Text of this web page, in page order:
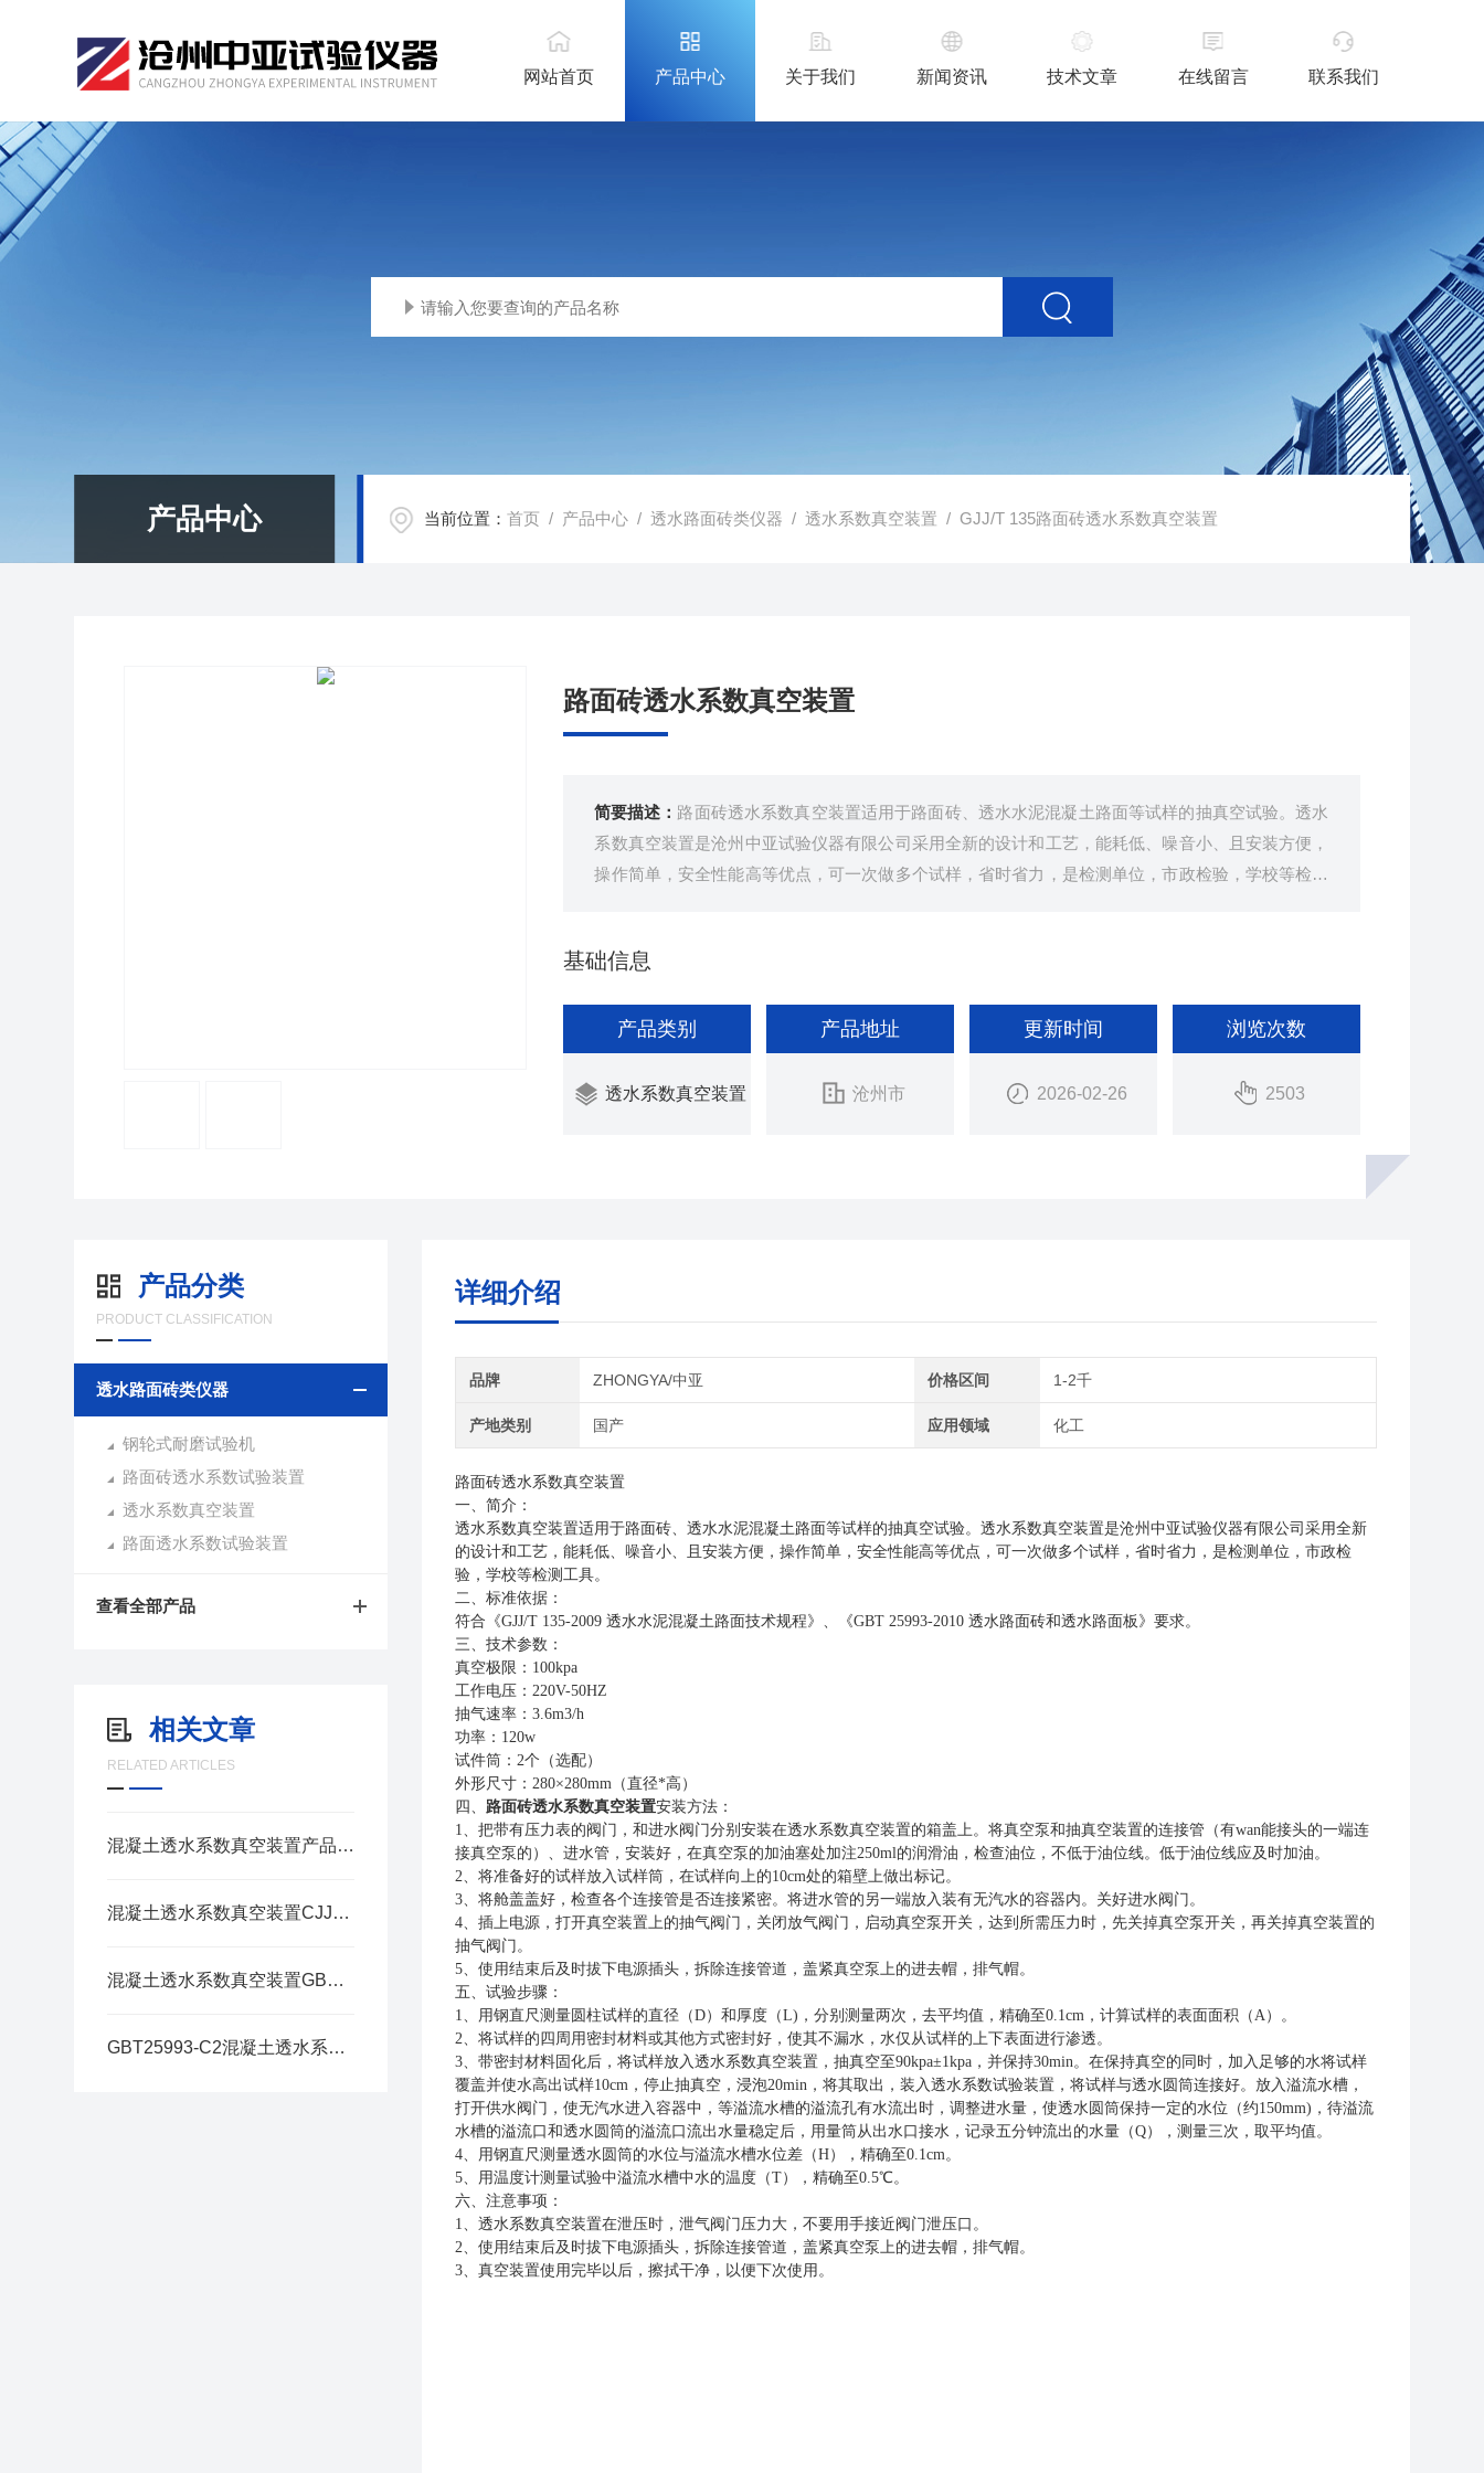
网站首页 产品中心 关于我们 新闻资讯 技术文章 在线留言 联系我们
产品中心 当前位置：首页 / 产品中心 /透水路面砖类仪器 /透水系数真空装置 / GJJ/T 135路面砖透水系数真空装置
路面砖透水系数真空装置
简要描述： 路面砖透水系数真空装置适用于路面砖、透水水泥混凝土路面等试样的抽真空试验。透水
系数真空装置是沧州中亚试验仪器有限公司采用全新的设计和工艺，能耗低、噪音小、且安装方便，
操作简单，安全性能高等优点，可一次做多个试样，省时省力，是检测单位，市政检验，学校等检测
基础信息
产品类别
透水系数真空装置
产品地址
沧州市
更新时间
2026-02-26
浏览次数
2503
产品分类
PRODUCT CLASSIFICATION
透水路面砖类仪器
钢轮式耐磨试验机
路面砖透水系数试验装置
透水系数真空装置
路面透水系数试验装置
查看全部产品
相关文章
RELATED ARTICLES
混凝土透水系数真空装置产品介绍
混凝土透水系数真空装置CJJT135使用说明
混凝土透水系数真空装置GBT25993-C2操作说明
GBT25993-C2混凝土透水系数真空装置使用说明
详细介绍
品牌 ZHONGYA/中亚 价格区间 1-2千
产地类别 国产 应用领域 化工
路面砖透水系数真空装置
一、 简介：
透水系数真空装置适用于路面砖、 透水水泥混凝土路面等试样的抽真空试验。透水系数真空装置是沧州中亚试验仪器有限公司 采用全新
的设计和工艺，能耗低、噪音小、且安装方便，操作简单，安全性能高等优点，可一次做多个试样，省时省力，是检测单位，市政检
验，学校等检测工具。
二、 标准依据：
符合 《GJJ/T 135-2009 透水水泥混凝土路面技术规程》 、 《GBT 25993-2010 透水路面砖和透水路面板》 要求。
三、 技术参数：
真空极限：100kpa
工作电压：220V-50HZ
抽气速率：3.6m3/h
功率：120w
试件筒：2个（选配）
外形尺寸：280×280mm（直径*高）
四、 路面砖透水系数真空装置安装方法：
1、把带有压力表的阀门，和进水阀门分别安装在透水系数真空装置的箱盖上。将真空泵和抽真空装置的连接管（有wan能接头的一端连
接真空泵的）、进水管，安装好，在真空泵的加油塞处加注250ml的润滑油，检查油位，不低于油位线。低于油位线应及时加油。
2、将准备好的试样放入试样筒，在试样向上的10cm处的箱壁上做出标记。
3、将舱盖盖好，检查各个连接管是否连接紧密。将进水管的另一端放入装有无汽水的容器内。关好进水阀门。
4、插上电源，打开真空装置上的抽气阀门，关闭放气阀门，启动真空泵开关，达到所需压力时，先关掉真空泵开关，再关掉真空装置的
抽气阀门。
5、使用结束后及时拔下电源插头，拆除连接管道，盖紧真空泵上的进去帽，排气帽。
五、 试验步骤：
1、 用钢直尺测量圆柱试样的直径（D）和厚度（L) ， 分别测量两次，去平均值，精确至0.1cm，计算试样的表面面积（A） 。
2、 将试样的四周用密封材料或其他方式密封好， 使其不漏水， 水仅从试样的上下表面进行渗透。
3、 带密封材料固化后，将试样放入透水系数真空装置，抽真空至90kpa±1kpa，并保持30min。 在保持真空的同时，加入足够的水将试样
覆盖并使水高出试样10cm， 停止抽真空，浸泡20min，将其取出，装入透水系数试验装置，将试样与透水圆筒连接好。放入溢流水槽，
打开供水阀门，使无汽水进入容器中，等溢流水槽的溢流孔有水流出时，调整进水量，使透水圆筒保持一定的水位（约150mm) ， 待溢流
水槽的溢流口和透水圆筒的溢流口流出水量稳定后，用量筒从出水口接水，记录五分钟流出的水量（Q），测量三次，取平均值。
4、 用钢直尺测量透水圆筒的水位与溢流水槽水位差（H） ， 精确至0.1cm。
5、 用温度计测量试验中溢流水槽中水的温度（T） ， 精确至0.5℃。
六、 注意事项：
1、透水系数真空装置在泄压时，泄气阀门压力大，不要用手接近阀门泄压口。
2、使用结束后及时拔下电源插头，拆除连接管道，盖紧真空泵上的进去帽，排气帽。
3、真空装置使用完毕以后，擦拭干净，以便下次使用。